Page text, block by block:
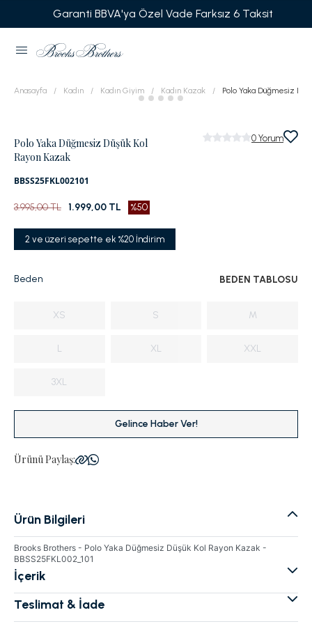
Garanti BBVA'ya Özel Vade Farksız 6 Taksit
Anasayfa Kadın Kadın Giyim Kadın Kazak Polo Yaka Düğmesiz
Polo Yaka Düğmesiz Düşük Kol
Rayon Kazak
BBSS25FKL002101
0 Yorum
3.995,00 TL 1.999,00 TL %50
2 ve üzeri sepette ek %20 İndirim
Beden BEDEN TABLOSU
XS S M
L XL XXL
3XL
Gelince Haber Ver!
Ürünü Paylaş:
Ürün Bilgileri
Brooks Brothers - Polo Yaka Düğmesiz Düşük Kol Rayon Kazak -
BBSS25FKL002_101
İçerik
Teslimat & İade